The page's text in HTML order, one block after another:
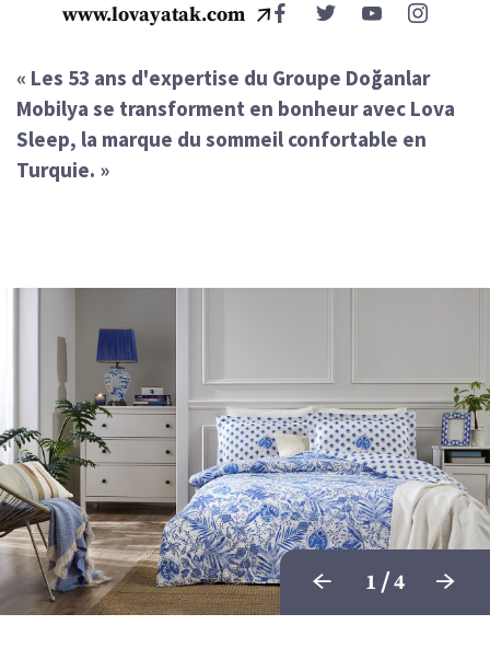
www.lovayatak.com
« Les 53 ans d'expertise du Groupe Doğanlar
Mobilya se transforment en bonheur avec Lova
Sleep, la marque du sommeil confortable en
Turquie. »
1 /4